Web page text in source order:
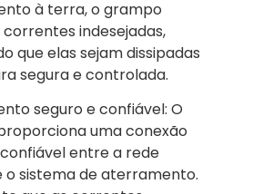
à terra, o grampo
correntes indesejadas,
que elas sejam dissipadas
segura e controlada.
seguro e confiável: O
uma conexão
entre a rede
o sistema de aterramento.